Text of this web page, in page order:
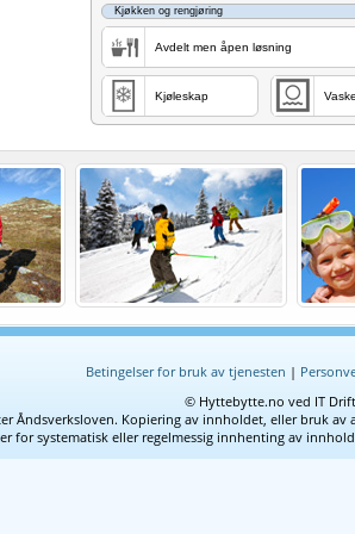
Kjøkken og rengjøring
Avdelt men åpen løsning
Kjøleskap
Betingelser for bruk av tjenesten |
© Hyttebytte.no ved IT
Åndsverksloven. Kopiering av innholdet, eller bruk
for systematisk eller regelmessig innhenting av